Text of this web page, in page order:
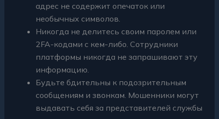
адрес не содержит опечаток или
необычных символов.
Никогда не делитесь своим паролем или
2FA-кодами с кем-либо. Сотрудники
платформы никогда не запрашивают эту
информацию.
Будьте бдительны к подозрительным
сообщениям и звонкам. Мошенники могут
выдавать себя за представителей службы